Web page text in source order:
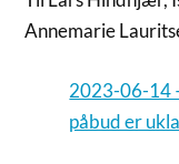
Annemarie
2023-06-14
påbud er